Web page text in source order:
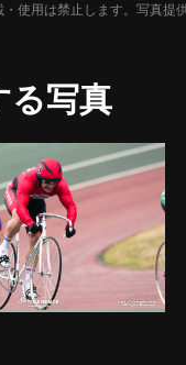
使用は禁止します。写真提
る写真